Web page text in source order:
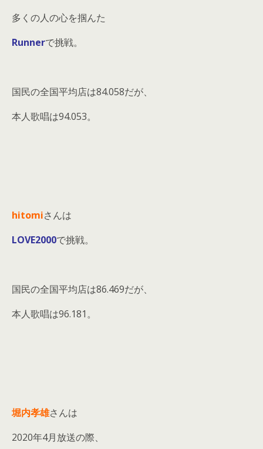
多くの人の心を掴んた
Runnerで挑戦。
国民の全国平均店は84.058だが、
本人歌唱は94.053。
hitomiさんは
LOVE2000で挑戦。
国民の全国平均店は86.469だが、
本人歌唱は96.181。
堀内孝雄さんは
2020年4月放送の際、